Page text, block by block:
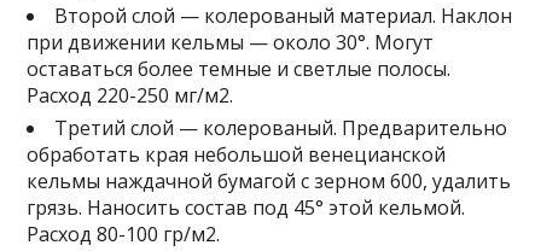
Второй слой — колерованый материал. Наклон
при движении кельмы — около 30°. Могут
оставаться более темные и светлые полосы.
Расход 220-250 мг/м2.
Третий слой — колерованый. Предварительно
обработать края небольшой венецианской
кельмы наждачной бумагой с зерном 600, удалить
грязь. Наносить состав под 45° этой кельмой.
Расход 80-100 гр/м2.